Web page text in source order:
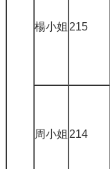
楊小姐 215
周小姐 214